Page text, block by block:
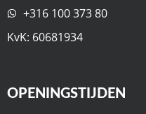
+316 100 373 80
KvK: 60681934
OPENINGSTIJDEN